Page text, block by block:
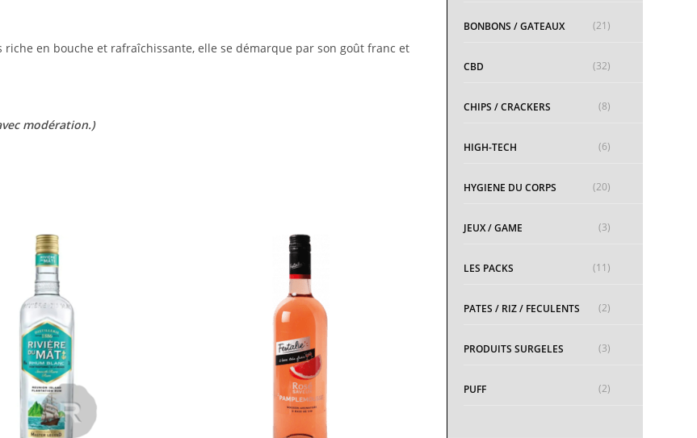
en bouche et rafraîchissante, elle se démarque par son goût franc et
modération.)
BONBONS / GATEAUX (21)
CBD (32)
CHIPS / CRACKERS (8)
HIGH-TECH (6)
HYGIENE DU CORPS (20)
JEUX / GAME (3)
LES PACKS (11)
PATES / RIZ / FECULENTS (2)
PRODUITS SURGELES (3)
PUFF (2)